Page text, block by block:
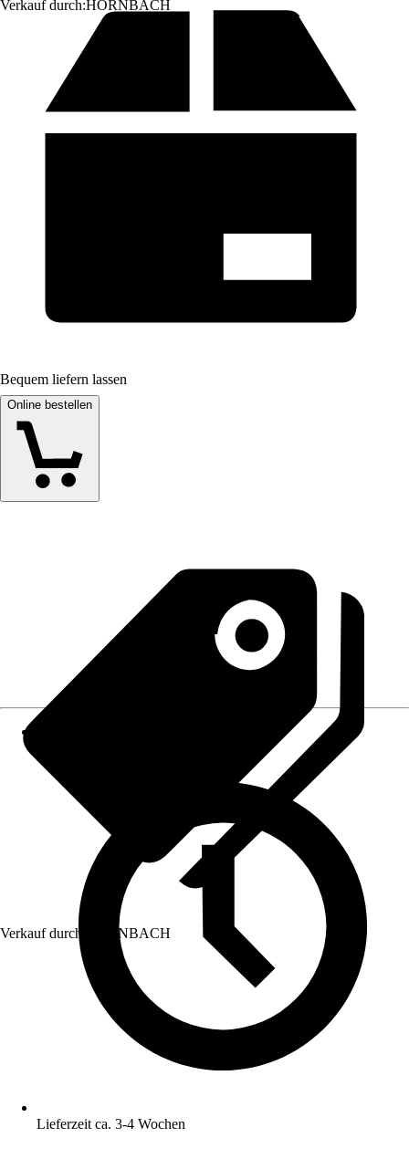
Verkauf durch:HORNBACH
Bequem liefern lassen
Online bestellen
Verkauf durch: HORNBACH
Lieferzeit ca. 3-4 Wochen